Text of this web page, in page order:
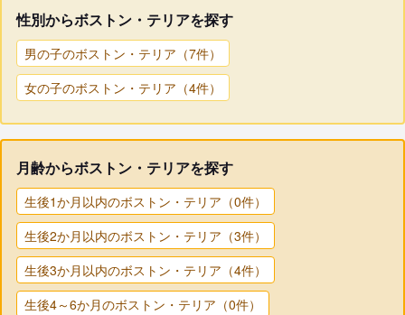
性別からボストン・テリアを探す
男の子のボストン・テリア（7件）
女の子のボストン・テリア（4件）
月齢からボストン・テリアを探す
生後1か月以内のボストン・テリア（0件）
生後2か月以内のボストン・テリア（3件）
生後3か月以内のボストン・テリア（4件）
生後4～6か月のボストン・テリア（0件）